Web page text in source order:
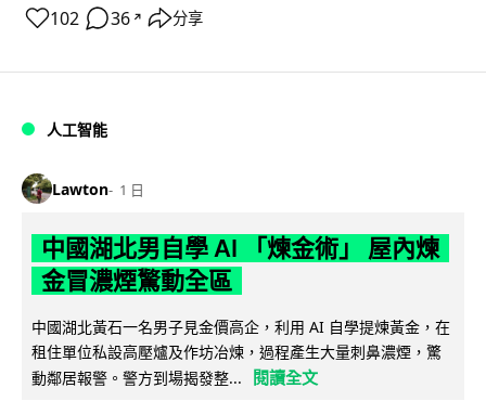
102 36 ↗ 分享
人工智能
Lawton 1 日
中國湖北男自學 AI 「煉金術」 屋內煉
金冒濃煙驚動全區
中國湖北黃石一名男子見金價高企，利用 AI 自學提煉黃金，在
租住單位私設高壓爐及作坊冶煉，過程產生大量刺鼻濃煙，驚
動鄰居報警。警方到場揭發整...
閱讀全文